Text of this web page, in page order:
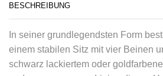
BESCHREIBUNG
In seiner grundlegendsten Form
einem stabilen Sitz mit vier Beinen
schwarz lackiertem oder